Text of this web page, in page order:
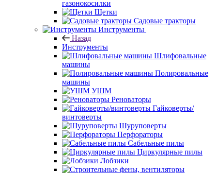
газонокосилки
Щетки
Садовые тракторы
Инструменты
Назад
Инструменты
Шлифовальные
машины
Полировальные
машины
УШМ
Реноваторы
Гайковерты/
винтоверты
Шуруповерты
Перфораторы
Сабельные пилы
Циркулярные пилы
Лобзики